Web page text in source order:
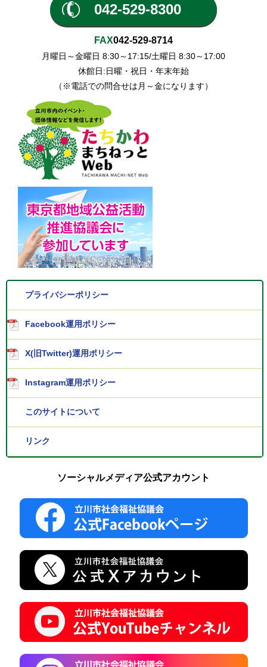
042-529-8300
FAX042-529-8714
月曜日～金曜日 8:30～17:15/土曜日 8:30～17:00
休館日:日曜・祝日・年末年始
（※電話での問合せは月～金になります）
プライバシーポリシー
Facebook運用ポリシー
X(旧Twitter)運用ポリシー
Instagram運用ポリシー
このサイトについて
リンク
ソーシャルメディア公式アカウント